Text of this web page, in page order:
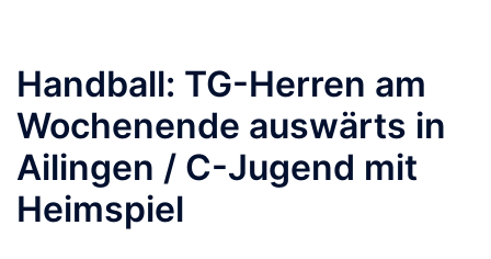
Handball: TG-Herren am
Wochenende auswärts in
Ailingen / C-Jugend mit
Heimspiel